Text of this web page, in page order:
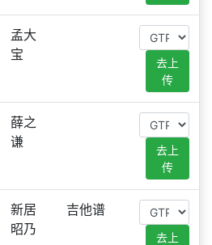
孟大
宝
去上
传
薛之
谦
去上
传
新居
昭乃
吉他谱
去上